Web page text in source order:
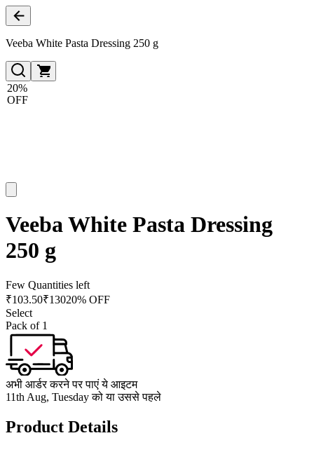
Veeba White Pasta Dressing 250 g
20%
OFF
Veeba White Pasta Dressing
250 g
Few Quantities left
₹103.50₹13020% OFF
Select
Pack of 1
अभी आर्डर करने पर पाएं ये आइटम
11th Aug, Tuesday को या उससे पहले
Product Details